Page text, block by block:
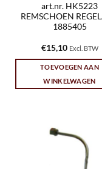
art.nr. HK5223
REMSCHOEN
1885405
€15,10 Excl. BTW
TOEVOEGEN AAN
WINKELWAGEN